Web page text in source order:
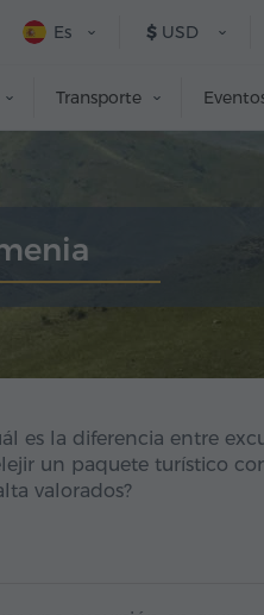
$ USD
Es
Transporte
es la diferencia entre
un paquete turístico
valorados?